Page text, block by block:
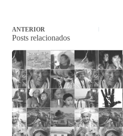
ANTERIOR
Posts relacionados